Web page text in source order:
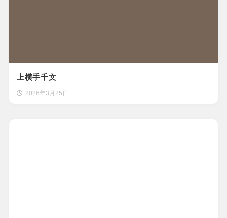
上横手千文
2026年3月25日